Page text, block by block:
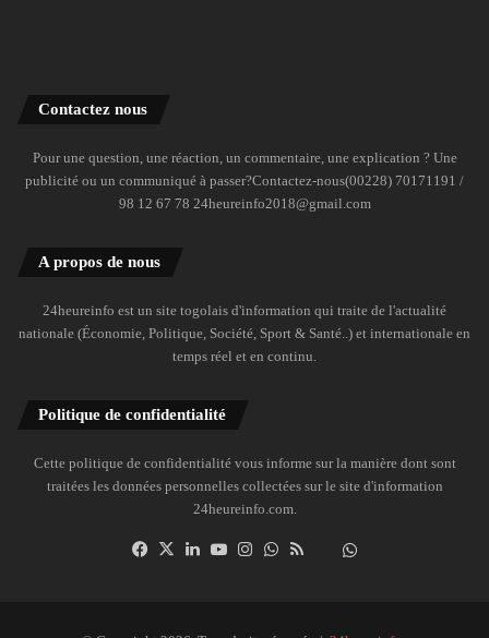
Contactez nous
Pour une question, une réaction, un commentaire, une explication ? Une
publicité ou un communiqué à passer?Contactez-nous(00228) 70171191 /
98 12 67 78 24heureinfo2018@gmail.com
A propos de nous
24heureinfo est un site togolais d'information qui traite de l'actualité
nationale (Économie, Politique, Société, Sport & Santé..) et internationale en
temps réel et en continu.
Politique de confidentialité
Cette politique de confidentialité vous informe sur la manière dont sont
traitées les données personnelles collectées sur le site d'information
24heureinfo.com.
Facebook
X LinkedinYouTubeInstagramWhatsAppDailymotion